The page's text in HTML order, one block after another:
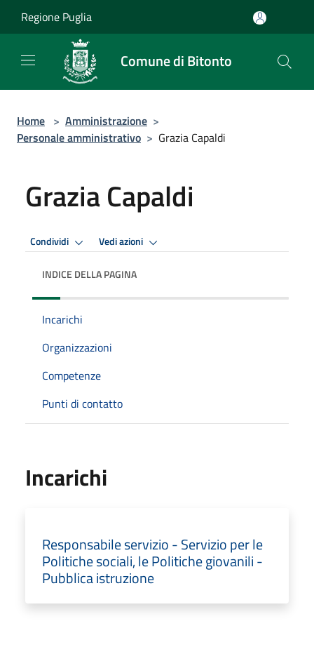
Regione Puglia
Comune di Bitonto
Home > Amministrazione >
Personale amministrativo > Grazia Capaldi
Grazia Capaldi
Condividi Vedi azioni
INDICE DELLA PAGINA
Incarichi
Organizzazioni
Competenze
Punti di contatto
Incarichi
Responsabile servizio - Servizio per le
Politiche sociali, le Politiche giovanili -
Pubblica istruzione